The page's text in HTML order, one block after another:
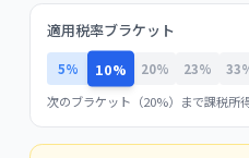
適用税率ブラケット
5% 10% 20% 23%
次のブラケット（20%）まで課税所